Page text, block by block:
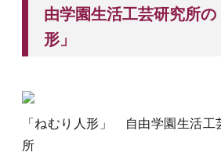
由学園生活工芸研究所の
形」
「ねむり人形」 自由学園生活工
所